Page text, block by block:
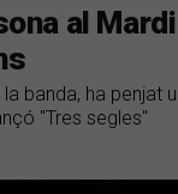
al
banda, ha penjat
"Tres segles"